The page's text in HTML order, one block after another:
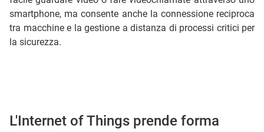
smartphone, ma consente anche la connessione reciproca
tra macchine e la gestione a distanza di processi critici per
la sicurezza.
L'Internet of Things prende forma